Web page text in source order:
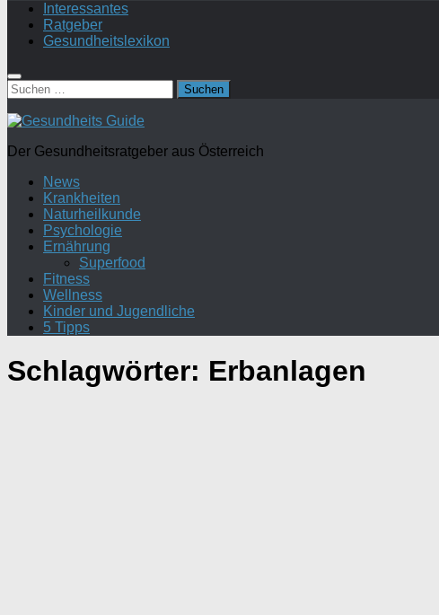
Interessantes
Ratgeber
Gesundheitslexikon
Suchen
nach:
Der Gesundheitsratgeber aus Österreich
News
Krankheiten
Naturheilkunde
Psychologie
Ernährung
Superfood
Fitness
Wellness
Kinder und Jugendliche
5 Tipps
Schlagwörter: Erbanlagen